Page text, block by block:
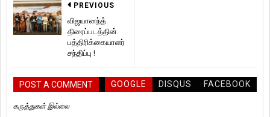
PREVIOUS
விஜயானந்த்
திரைப்படத்தின்
பத்திரிக்கையாளர்
சந்திப்பு !
POST A COMMENT GOOGLE DISQUS FACEBOOK
கருத்துகள் இல்லை